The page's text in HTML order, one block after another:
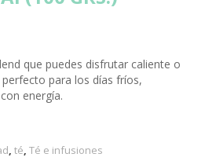
que puedes disfrutar caliente o
para los días fríos,
energía.
té Té e infusiones